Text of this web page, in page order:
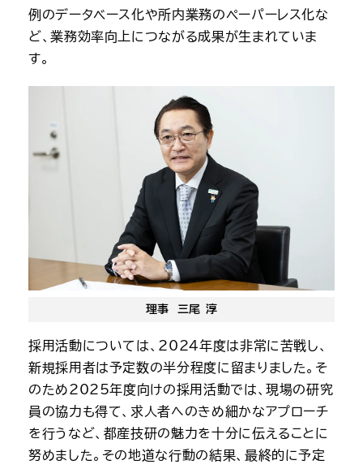
例のデータベース化や所内業務のペーパーレス化な
ど、業務効率向上につながる成果が生まれていま
す。
理事 三尾 淳
採用活動については、2024年度は非常に苦戦し、
新規採用者は予定数の半分程度に留まりました。そ
のため2025年度向けの採用活動では、現場の研究
員の協力も得て、求人者へのきめ細かなアプローチ
を行うなど、都産技研の魅力を十分に伝えることに
努めました。その地道な行動の結果、最終的に予定